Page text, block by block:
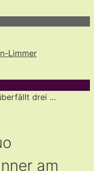
drei ...
am